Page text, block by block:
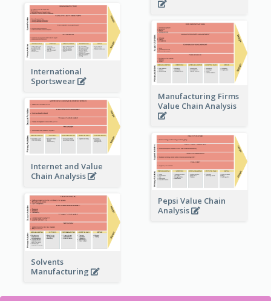
International
Sportswear
Manufacturing Firms
Value Chain Analysis
Internet and Value
Chain Analysis
Pepsi Value Chain
Analysis
Solvents
Manufacturing